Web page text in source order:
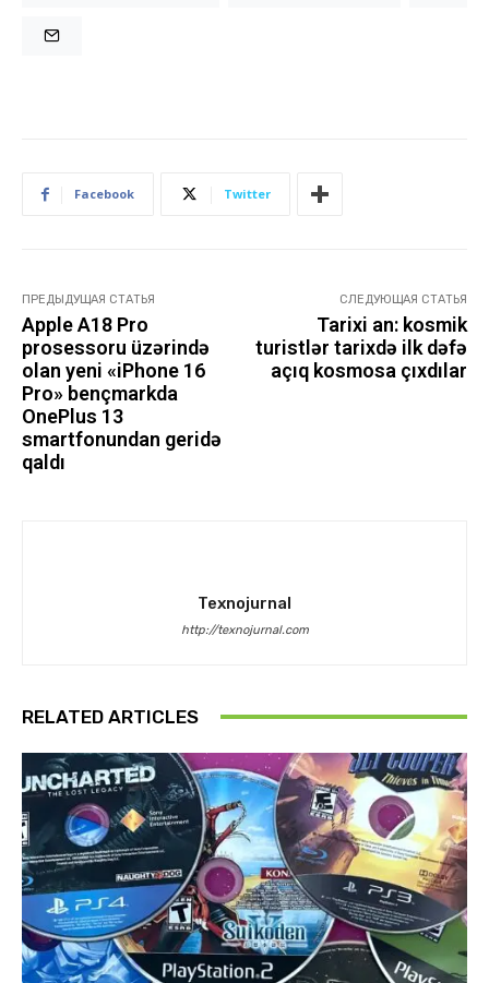
Facebook Twitter
ПРЕДЫДУЩАЯ СТАТЬЯ
Apple A18 Pro
prosessoru üzərində
olan yeni «iPhone 16
Pro» bençmarkda
OnePlus 13
smartfonundan geridə
qaldı
СЛЕДУЮЩАЯ СТАТЬЯ
Tarixi an: kosmik
turistlər tarixdə ilk dəfə
açıq kosmosa çıxdılar
Texnojurnal
http://texnojurnal.com
RELATED ARTICLES